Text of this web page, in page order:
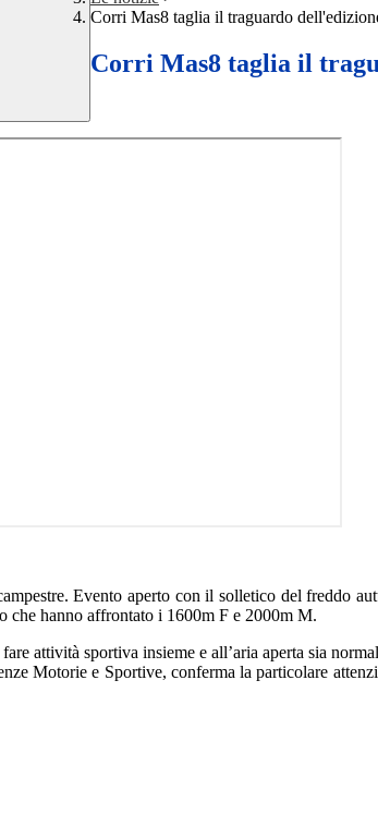
Corri Mas8 taglia il traguardo
Corri Mas8 taglia il
Evento aperto con il solletico del freddo
che hanno affrontato i 1600m F e 2000m M.
attività sportiva insieme e all’aria aperta sia
Motorie e Sportive, conferma la particolare